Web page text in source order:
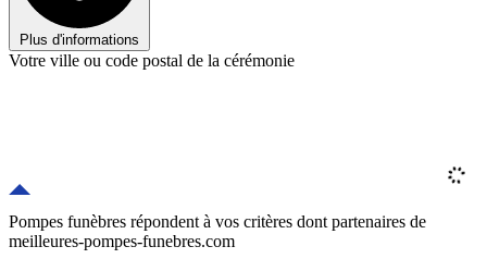
Plus d'informations
Votre ville ou code postal de la cérémonie
Pompes funèbres répondent à vos critères dont partenaires de
meilleures-pompes-funebres.com